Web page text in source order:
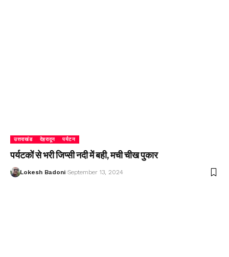
उत्तराखंड देहरादून पर्यटन
पर्यटकों से भरी जिप्सी नदी में बही, मची चीख पुकार
Lokesh Badoni September 13, 2024